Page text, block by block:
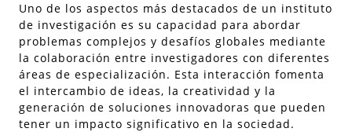
Uno de los aspectos más destacados de un instituto
de investigación es su capacidad para abordar
problemas complejos y desafíos globales mediante
la colaboración entre investigadores con diferentes
áreas de especialización. Esta interacción fomenta
el intercambio de ideas, la creatividad y la
generación de soluciones innovadoras que pueden
tener un impacto significativo en la sociedad.